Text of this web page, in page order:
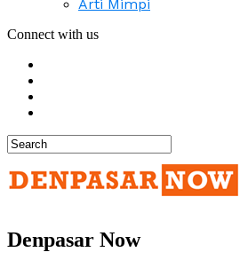
Arti Mimpi
Connect with us
Denpasar Now